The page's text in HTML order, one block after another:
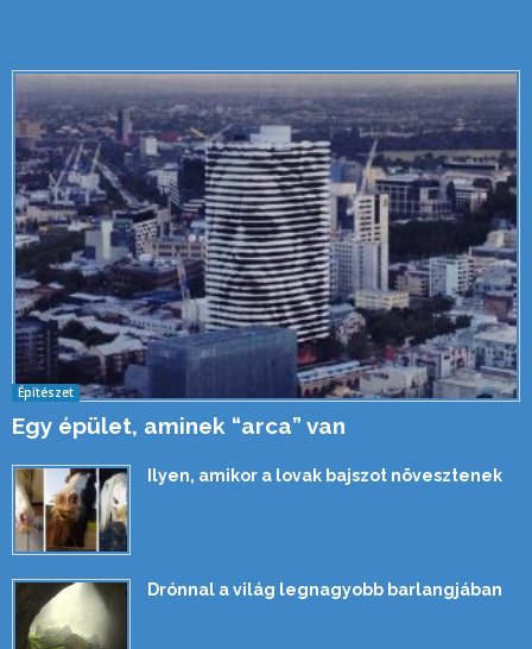
Építészet
Egy épület, aminek “arca” van
Ilyen, amikor a lovak bajszot növesztenek
Drónnal a világ legnagyobb barlangjában